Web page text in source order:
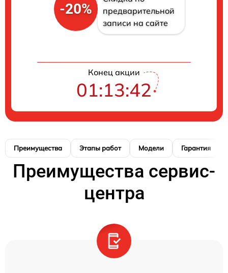
-20%
предварительной
записи на сайте
Конец акции
01:13:41
Преимущества Этапы работ Модели Гарантия
Преимущества сервис-
центра